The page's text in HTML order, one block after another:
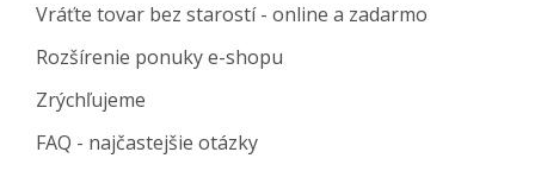
Vráťte tovar bez starostí - online a zadarmo
Rozšírenie ponuky e-shopu
Zrýchľujeme
FAQ - najčastejšie otázky